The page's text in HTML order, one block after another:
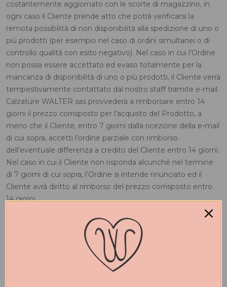
costantemente aggiornato con le scorte di magazzino, in
ogni caso il Cliente prende atto che potrà verificarsi la
remota possibilità di non disponibilità alla spedizione di uno o
più prodotti (per esempio nel caso di ordini simultanei o di
controllo qualità con esito negativo). Nel caso in cui l’Ordine
non possa essere accettato ed evaso totalmente per la
mancanza di disponibilità di uno o più prodotti, il Cliente verrà
tempestivamente contattato dal nostro staff tramite e-mail.
Calzature WALTER sas provvederà a rimborsare entro 14
giorni il prezzo corrisposto per l’acquisto del Prodotto, a
meno che il Cliente, entro 7 giorni dalla ricezione della e-mail
di cui sopra, accetti l’ordine parziale con rimborso
dell’eventuale differenza a credito del Cliente entro 14 giorni.
Nel caso in cui il Cliente non risponda alcunché nel termine
di 7 giorni di cui sopra, l’Ordine si intende rinunciato ed il
Cliente avrà diritto al rimborso del prezzo corrisposto entro
14 giorni.
Le e-mail con le conferme d’Ordine vengono conservate nei
registri digitali di Calzature WALTER sas. Il Cliente avrà il
diritto di richiedere copia delle suddette mediante e-mail
clienti@waltercalzature.it.
Calzature WALTER sas si riserva il diritto di rifiutare un Ordine
nel caso in cui i gestori per il pagamento elettronico sopra